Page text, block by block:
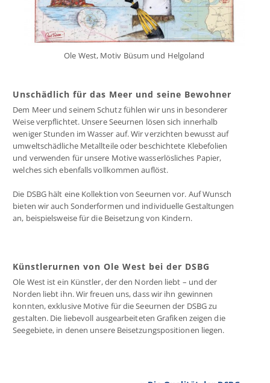
Ole West, Motiv Büsum und Helgoland
Unschädlich für das Meer und seine Bewohner
Dem Meer und seinem Schutz fühlen wir uns in besonderer
Weise verpflichtet. Unsere Seeurnen lösen sich innerhalb
weniger Stunden im Wasser auf. Wir verzichten bewusst auf
umweltschädliche Metallteile oder beschichtete Klebefolien
und verwenden für unsere Motive wasserlösliches Papier,
welches sich ebenfalls vollkommen auflöst.
Die DSBG hält eine Kollektion von Seeurnen vor. Auf Wunsch
bieten wir auch Sonderformen und individuelle Gestaltungen
an, beispielsweise für die Beisetzung von Kindern.
Künstlerurnen von Ole West bei der DSBG
Ole West ist ein Künstler, der den Norden liebt – und der
Norden liebt ihn. Wir freuen uns, dass wir ihn gewinnen
konnten, exklusive Motive für die Seeurnen der DSBG zu
gestalten. Die liebevoll ausgearbeiteten Grafiken zeigen die
Seegebiete, in denen unsere Beisetzungspositionen liegen.